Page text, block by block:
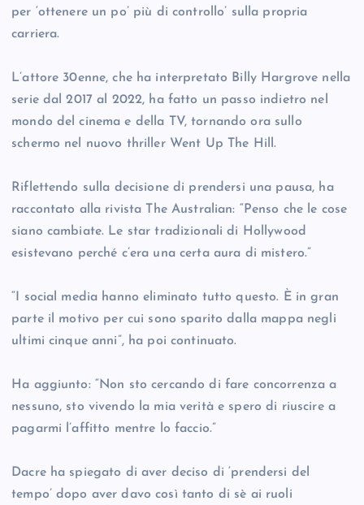
per ‘ottenere un po’ più di controllo’ sulla propria
carriera.
L’attore 30enne, che ha interpretato Billy Hargrove nella
serie dal 2017 al 2022, ha fatto un passo indietro nel
mondo del cinema e della TV, tornando ora sullo
schermo nel nuovo thriller Went Up The Hill.
Riflettendo sulla decisione di prendersi una pausa, ha
raccontato alla rivista The Australian: “Penso che le cose
siano cambiate. Le star tradizionali di Hollywood
esistevano perché c’era una certa aura di mistero.”
“I social media hanno eliminato tutto questo. È in gran
parte il motivo per cui sono sparito dalla mappa negli
ultimi cinque anni”, ha poi continuato.
Ha aggiunto: “Non sto cercando di fare concorrenza a
nessuno, sto vivendo la mia verità e spero di riuscire a
pagarmi l’affitto mentre lo faccio.”
Dacre ha spiegato di aver deciso di ‘prendersi del
tempo’ dopo aver davo così tanto di sè ai ruoli